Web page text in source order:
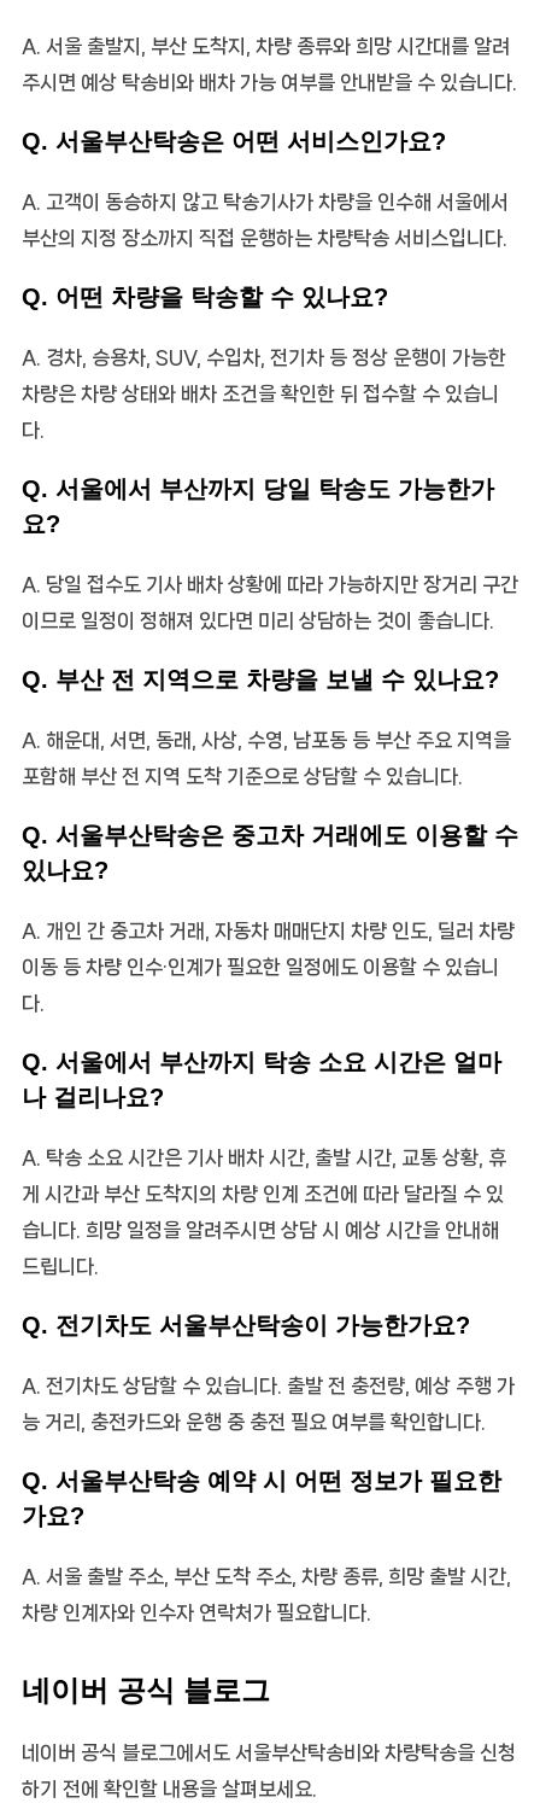
A. 서울 출발지, 부산 도착지, 차량 종류와 희망 시간대를 알려
주시면 예상 탁송비와 배차 가능 여부를 안내받을 수 있습니다.
Q. 서울부산탁송은 어떤 서비스인가요?
A. 고객이 동승하지 않고 탁송기사가 차량을 인수해 서울에서
부산의 지정 장소까지 직접 운행하는 차량탁송 서비스입니다.
Q. 어떤 차량을 탁송할 수 있나요?
A. 경차, 승용차, SUV, 수입차, 전기차 등 정상 운행이 가능한
차량은 차량 상태와 배차 조건을 확인한 뒤 접수할 수 있습니
다.
Q. 서울에서 부산까지 당일 탁송도 가능한가
요?
A. 당일 접수도 기사 배차 상황에 따라 가능하지만 장거리 구간
이므로 일정이 정해져 있다면 미리 상담하는 것이 좋습니다.
Q. 부산 전 지역으로 차량을 보낼 수 있나요?
A. 해운대, 서면, 동래, 사상, 수영, 남포동 등 부산 주요 지역을
포함해 부산 전 지역 도착 기준으로 상담할 수 있습니다.
Q. 서울부산탁송은 중고차 거래에도 이용할 수
있나요?
A. 개인 간 중고차 거래, 자동차 매매단지 차량 인도, 딜러 차량
이동 등 차량 인수·인계가 필요한 일정에도 이용할 수 있습니
다.
Q. 서울에서 부산까지 탁송 소요 시간은 얼마
나 걸리나요?
A. 탁송 소요 시간은 기사 배차 시간, 출발 시간, 교통 상황, 휴
게 시간과 부산 도착지의 차량 인계 조건에 따라 달라질 수 있
습니다. 희망 일정을 알려주시면 상담 시 예상 시간을 안내해
드립니다.
Q. 전기차도 서울부산탁송이 가능한가요?
A. 전기차도 상담할 수 있습니다. 출발 전 충전량, 예상 주행 가
능 거리, 충전카드와 운행 중 충전 필요 여부를 확인합니다.
Q. 서울부산탁송 예약 시 어떤 정보가 필요한
가요?
A. 서울 출발 주소, 부산 도착 주소, 차량 종류, 희망 출발 시간,
차량 인계자와 인수자 연락처가 필요합니다.
네이버 공식 블로그
네이버 공식 블로그에서도 서울부산탁송비와 차량탁송을 신청
하기 전에 확인할 내용을 살펴보세요.